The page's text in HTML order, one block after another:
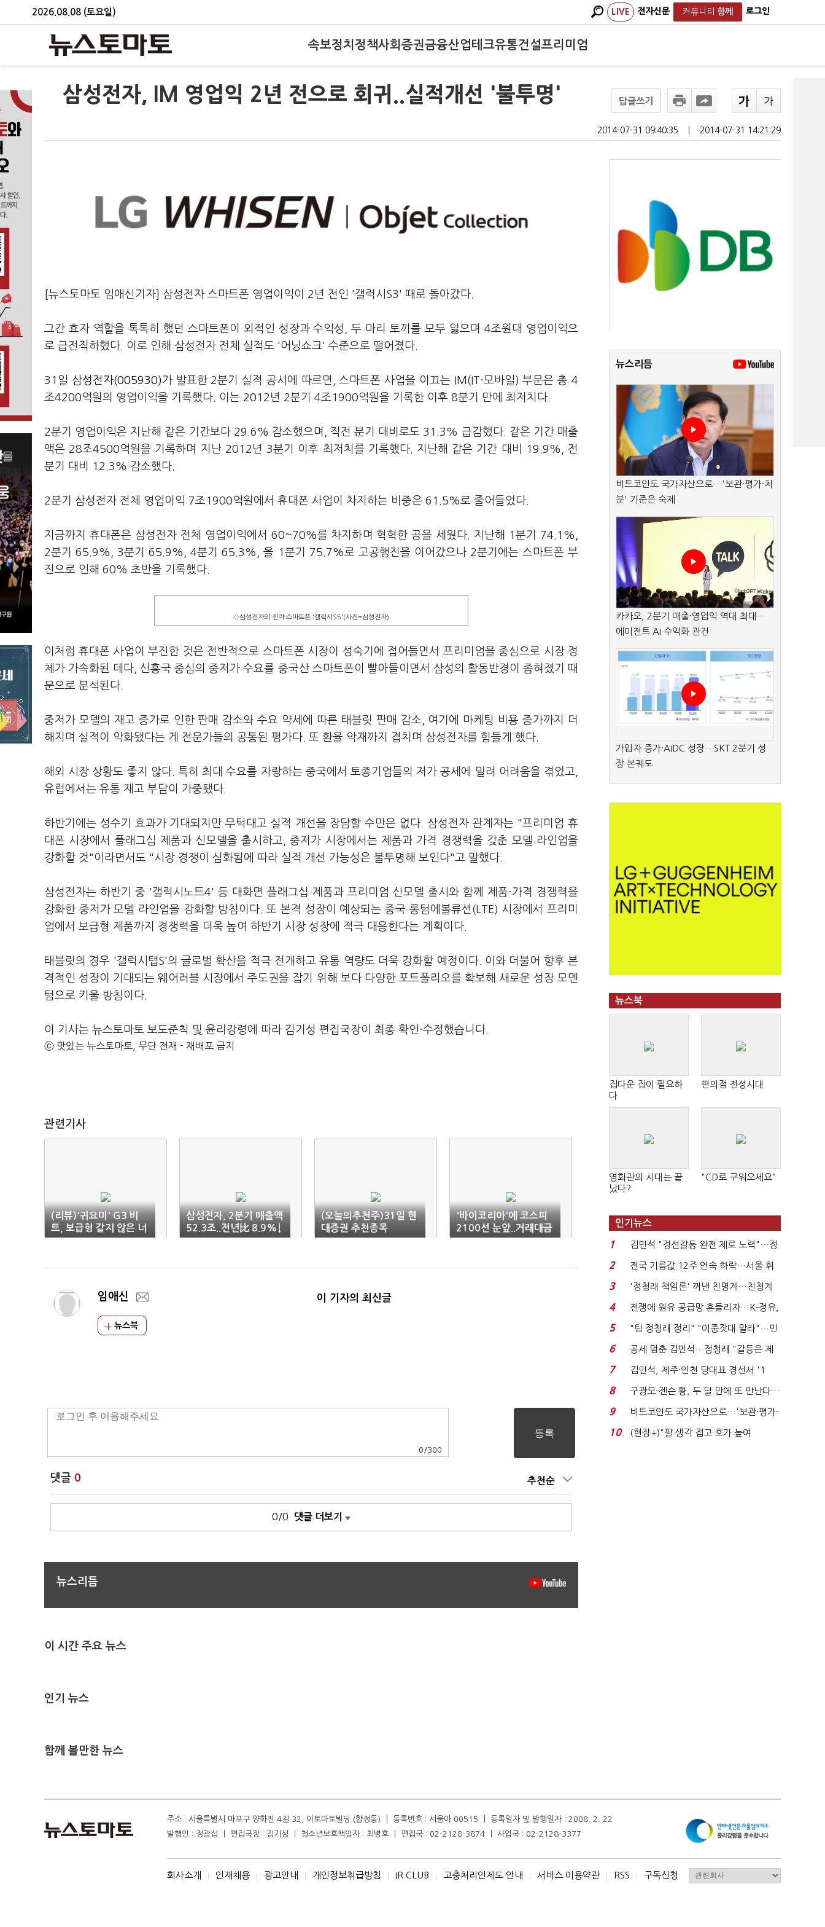
2026.08.08 (토요일) LIVE 전자신문 커뮤니티 함께 로그인
속보정치 정책사회 증권금융산업테크유통건설프리미엄
삼성전자, IM 영업익 2년 전으로 회귀..실적개선 '불투명' 답글쓰기
2014-07-31 09:40:35 2014-07-31 14:21:29
[뉴스토마토 임애신기자] 삼성전자 스마트폰 영업이익이 2년 전인 '갤럭시S3' 때로 돌아갔다.
그간 효자 역할을 톡톡히 했던 스마트폰이 외적인 성장과 수익성, 두 마리 토끼를 모두 잃으며 4조원대 영업이익으
로 급전직하했다. 이로 인해 삼성전자 전체 실적도 '어닝쇼크' 수준으로 떨어졌다.
31일 삼성전자(005930)가 발표한 2분기 실적 공시에 따르면, 스마트폰 사업을 이끄는 IM(IT·모바일) 부문은 총 4
조4200억원의 영업이익을 기록했다. 이는 2012년 2분기 4조1900억원을 기록한 이후 8분기 만에 최저치다.
2분기 영업이익은 지난해 같은 기간보다 29.6% 감소했으며, 직전 분기 대비로도 31.3% 급감했다. 같은 기간 매출
액은 28조4500억원을 기록하며 지난 2012년 3분기 이후 최저치를 기록했다. 지난해 같은 기간 대비 19.9%, 전
분기 대비 12.3% 감소했다.
2분기 삼성전자 전체 영업이익 7조1900억원에서 휴대폰 사업이 차지하는 비중은 61.5%로 줄어들었다.
지금까지 휴대폰은 삼성전자 전체 영업이익에서 60~70%를 차지하며 혁혁한 공을 세웠다. 지난해 1분기 74.1%,
2분기 65.9%, 3분기 65.9%, 4분기 65.3%, 올 1분기 75.7%로 고공행진을 이어갔으나 2분기에는 스마트폰 부
진으로 인해 60% 초반을 기록했다.
◇삼성전자의 전략 스마트폰 '갤럭시S5'(사진=삼성전자)
이처럼 휴대폰 사업이 부진한 것은 전반적으로 스마트폰 시장이 성숙기에 접어들면서 프리미엄을 중심으로 시장 정
체가 가속화된 데다, 신흥국 중심의 중저가 수요를 중국산 스마트폰이 빨아들이면서 삼성의 활동반경이 좁혀졌기 때
문으로 분석된다.
중저가 모델의 재고 증가로 인한 판매 감소와 수요 약세에 따른 태블릿 판매 감소, 여기에 마케팅 비용 증가까지 더
해지며 실적이 악화됐다는 게 전문가들의 공통된 평가다. 또 환율 악재까지 겹치며 삼성전자를 힘들게 했다.
해외 시장 상황도 좋지 않다. 특히 최대 수요를 자랑하는 중국에서 토종기업들의 저가 공세에 밀려 어려움을 겪었고,
유럽에서는 유통 재고 부담이 가중됐다.
하반기에는 성수기 효과가 기대되지만 무턱대고 실적 개선을 장담할 수만은 없다. 삼성전자 관계자는 "프리미엄 휴
대폰 시장에서 플래그십 제품과 신모델을 출시하고, 중저가 시장에서는 제품과 가격 경쟁력을 갖춘 모델 라인업을
강화할 것"이라면서도 "시장 경쟁이 심화됨에 따라 실적 개선 가능성은 불투명해 보인다"고 말했다.
삼성전자는 하반기 중 '갤럭시노트4' 등 대화면 플래그십 제품과 프리미엄 신모델 출시와 함께 제품·가격 경쟁력을
강화한 중저가 모델 라인업을 강화할 방침이다. 또 본격 성장이 예상되는 중국 롱텀에볼류션(LTE) 시장에서 프리미
엄에서 보급형 제품까지 경쟁력을 더욱 높여 하반기 시장 성장에 적극 대응한다는 계획이다.
태블릿의 경우 '갤럭시탭S'의 글로벌 확산을 적극 전개하고 유통 역량도 더욱 강화할 예정이다. 이와 더불어 향후 본
격적인 성장이 기대되는 웨어러블 시장에서 주도권을 잡기 위해 보다 다양한 포트폴리오를 확보해 새로운 성장 모멘
텀으로 키울 방침이다.
이 기사는 뉴스토마토 보도준칙 및 윤리강령에 따라 김기성 편집국장이 최종 확인·수정했습니다.
ⓒ 맛있는 뉴스토마토, 무단 전재 - 재배포 금지
관련기사
(리뷰)'귀요미' G3 비
트, 보급형 같지 않은 너
삼성전자, 2분기 매출액
52.3조..전년比 8.9%↓
(2보)
(오늘의추천주)31일 현
대증권 추천종목
'바이코리아'에 코스피
2100선 눈앞..거래대금
도'활짝'
임애신
뉴스북
이 기자의 최신글
0 /300
댓글 0 추천순
0/0 댓글 더보기
뉴스리듬
이 시간 주요 뉴스
인기 뉴스
함께 볼만한 뉴스
뉴스리듬
비트코인도 국가자산으로…'보관·평가·처
분' 기준은 숙제
카카오, 2분기 매출·영업익 역대 최대…
에이전트 AI 수익화 관건
가입자 증가·AIDC 성장…SKT 2분기 성
장 본궤도
뉴스북
집다운 집이 필요하
다
편의점 전성시대
영화관의 시대는 끝
났다?
"CD로 구워오세요"
인기뉴스
1
김민석 "경선갈등 완전 제로 노력"…정
청래 "반명 공세 사...
2
전국 기름값 12주 연속 하락…서울 휘
발윳값 1909원...
3
'정청래 책임론' 꺼낸 친명계…친청계
는 추가투표 때리기...
4
전쟁에 원유 공급망 흔들리자…K-정유,
에너지안보 핵심...
5
"팀 정청래 정리" "이중잣대 말라"…민
주 최고위원 계파 다...
6
공세 멈춘 김민석…정청래 "갈등은 제
가 수습"
7
김민석, 제주·인천 당대표 경선서 '1
위'(1보)...
8
구광모-젠슨 황, 두 달 만에 또 만난다…
로봇·AI 등 논...
9
비트코인도 국가자산으로…'보관·평가·
처분' 기준은 ...
10
(현장+)"팔 생각 접고 호가 높여
주소 : 서울특별시 마포구 양화진 4길 32, 이토마토빌딩 (합정동) ㅣ 등록번호 : 서울아 00515 ㅣ 등록일자 및 발행일자 : 2008. 2. 22
발행인 : 정광섭 ㅣ 편집국장 : 김기성 ㅣ 청소년보호책임자 : 최병호 ㅣ 편집국 : 02-2128-3874 ㅣ 사업국 : 02-2128-3377
회사소개 인재채용 광고안내 개인정보취급방침 IR CLUB 고충처리인제도 안내 서비스 이용약관 RSS 구독신청